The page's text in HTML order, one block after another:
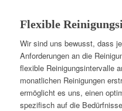
Flexible
Wir sind uns bewusst, dass
Anforderungen an die
flexible Reinigungsintervalle
monatlichen Reinigungen
ermöglicht es uns, einen
spezifisch auf die